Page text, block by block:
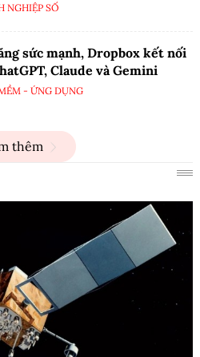
NGHIỆP SỐ
sức mạnh, Dropbox kết nối
Claude và Gemini
- ỨNG DỤNG
thêm